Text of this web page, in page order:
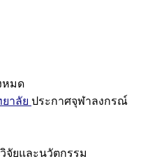
หมด
าลัย ประกาศจุฬาลงกรณ์
จัยและนวัตกรรม